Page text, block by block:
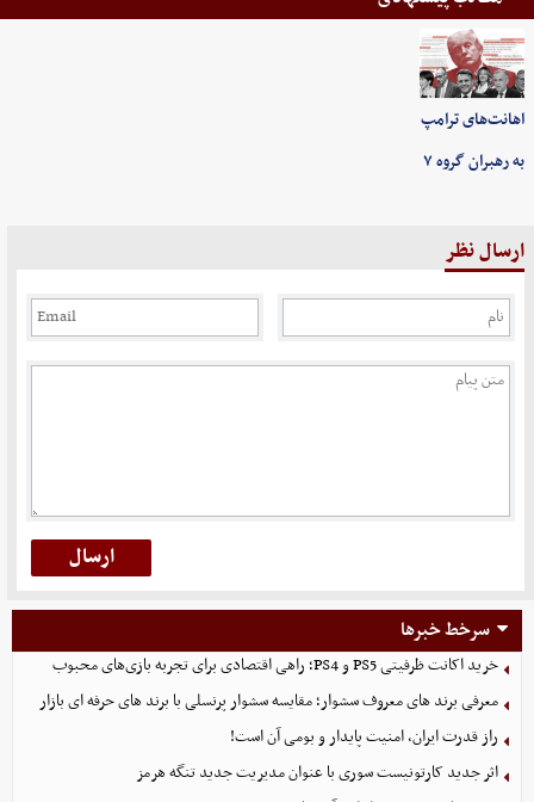
اهانت‌های ترامپ
به رهبران گروه ۷
ارسال نظر
سرخط خبرها
خرید اکانت ظرفیتی PS5 و PS4؛ راهی اقتصادی برای تجربه بازی‌های محبوب
معرفی برند های معروف سشوار؛ مقایسه سشوار پرنسلی با برند های حرفه ای بازار
راز قدرت ایران، امنیت پایدار و بومی آن است!
اثر جدید کارتونیست سوری با عنوان مدیریت جدید تنگه هرمز